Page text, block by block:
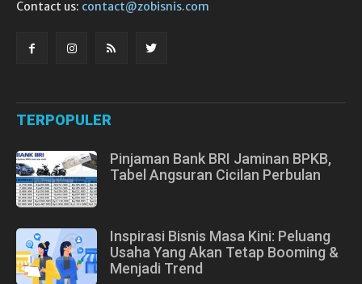
Contact us: contact@zobisnis.com
TERPOPULER
Pinjaman Bank BRI Jaminan BPKB,
Tabel Angsuran Cicilan Perbulan
Inspirasi Bisnis Masa Kini: Peluang
Usaha Yang Akan Tetap Booming &
Menjadi Trend